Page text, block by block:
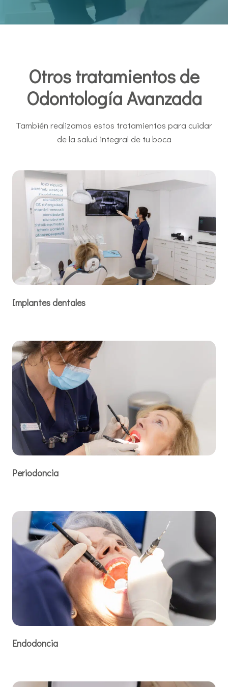
Otros tratamientos de
Odontología Avanzada
También realizamos estos tratamientos para cuidar
de la salud integral de tu boca
Implantes dentales
Periodoncia
Endodoncia